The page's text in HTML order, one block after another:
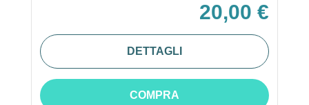
20,00 €
DETTAGLI
COMPRA